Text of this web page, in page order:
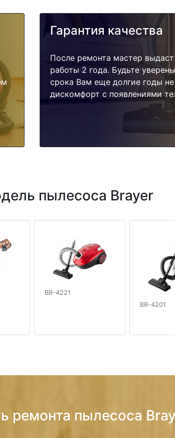
Гарантия качества
После ремонта мастер
работы 2 года. Будьте
срока Вам еще долгие годы
дискомфорт с появлениями
пылесоса Brayer
BR-4221
BR-4201
ремонта пылесоса